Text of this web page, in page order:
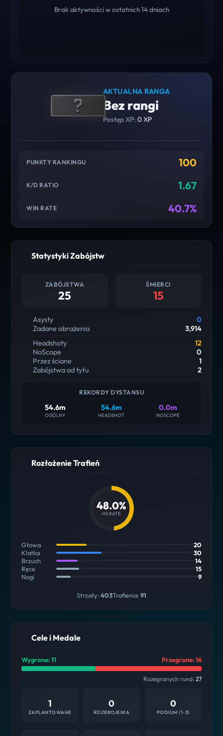
Brak aktywności w ostatnich 14 dniach
AKTUALNA RANGA
Bez rangi
Postęp XP: 0 XP
PUNKTY RANKINGU 100
K/D RATIO 1.67
WIN RATE 40.7%
Statystyki Zabójstw
ZABÓJSTWA
25
ŚMIERCI
15
Asysty
0
Zadane obrażenia
3,914
Headshoty
12
NoScope
0
Przez ściane
1
Zabójstwa od tyłu
2
REKORDY DYSTANSU
54.6m
OGÓLNY
54.6m
HEADSHOT
0.0m
NOSCOPE
Rozłożenie Trafień
48.0%
HS RATE
Głowa
20
Klatka
30
Brzuch
14
Ręce
15
Nogi
9
Strzały:403Trafienia:91
Cele i Medale
Wygrane: 11 Przegrane: 16
Rozegranych rund: 27
1
ZAPLANTOWANE
0
ROZBROJENIA
0
PODIUM (1-3)